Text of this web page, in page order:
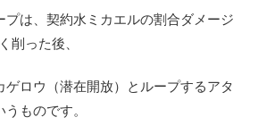
プは、契約水ミカエルの割合ダメージ
削った後、
ゲロウ（潜在開放）とループするアタ
ものです。